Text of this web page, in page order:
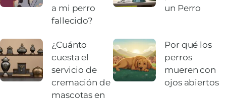
a mi perro
fallecido?
un Perro
¿Cuánto
cuesta el
servicio de
cremación de
mascotas en
Por qué los
perros
mueren con
ojos abiertos